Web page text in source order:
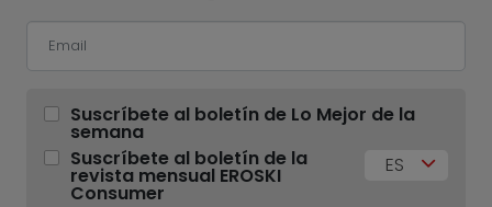
Suscríbete al boletín de Lo Mejor de la
semana
Suscríbete al boletín de la
revista mensual EROSKI
Consumer
ES